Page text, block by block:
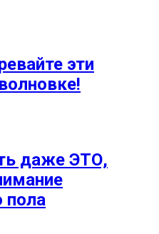
эти
даже ЭТО,
пола